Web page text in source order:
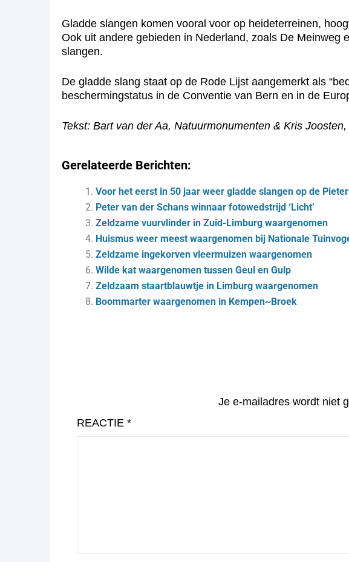
Gladde slangen komen vooral voor op heideterreinen,
Ook uit andere gebieden in Nederland, zoals De
slangen.
De gladde slang staat op de Rode Lijst aangemerkt als
beschermingstatus in de Conventie van Bern en in de
Tekst: Bart van der Aa, Natuurmonumenten & Kris
Gerelateerde Berichten:
Voor het eerst in 50 jaar weer gladde slangen op de
Peter van der Schans winnaar fotowedstrijd ‘Licht’
Zeldzame vuurvlinder in Zuid-Limburg waargenomen
Huismus weer meest waargenomen bij Nationale
Zeldzame ingekorven vleermuizen waargenomen
Wilde kat waargenomen tussen Geul en Gulp
Zeldzaam staartblauwtje in Limburg waargenomen
Boommarter waargenomen in Kempen~Broek
Je e-mailadres wordt niet
REACTIE *